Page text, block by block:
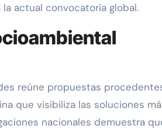
actual convocatoria global.
reúne propuestas
que visibiliza las soluciones
nacionales demuestra